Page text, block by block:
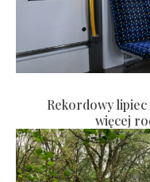
Rekordowy lipiec
więcej